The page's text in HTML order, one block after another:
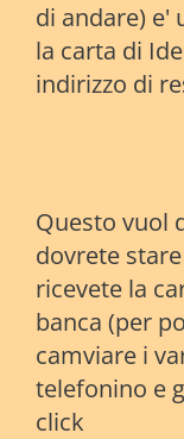
di andare) e'
la carta di
indirizzo di
Questo vuol
dovrete
ricevete la
banca (per
camviare i
telefonino e
click